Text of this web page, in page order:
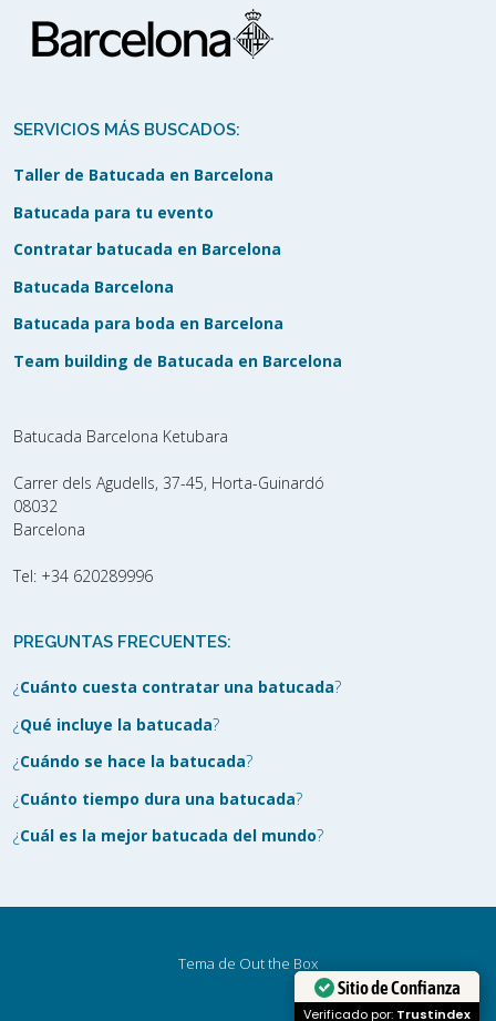
SERVICIOS MÁS BUSCADOS:
Taller de Batucada en Barcelona
Batucada para tu evento
Contratar batucada en Barcelona
Batucada Barcelona
Batucada para boda en Barcelona
Team building de Batucada en Barcelona
Batucada Barcelona Ketubara
Carrer dels Agudells, 37-45, Horta-Guinardó
08032
Barcelona
Tel: +34 620289996
PREGUNTAS FRECUENTES:
¿Cuánto cuesta contratar una batucada?
¿Qué incluye la batucada?
¿Cuándo se hace la batucada?
¿Cuánto tiempo dura una batucada?
¿Cuál es la mejor batucada del mundo?
Tema de Out the Box
Sitio de Confianza
Verificado por: Trustindex